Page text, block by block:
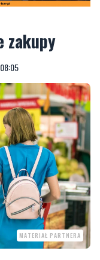
zakupy
MATERIAŁ PARTNERA